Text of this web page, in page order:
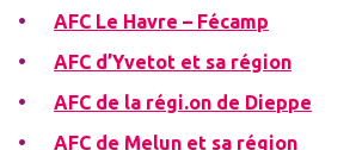
AFC Le Havre – Fécamp
AFC d’Yvetot et sa région
AFC de la régi.on de Dieppe
AFC de Melun et sa région